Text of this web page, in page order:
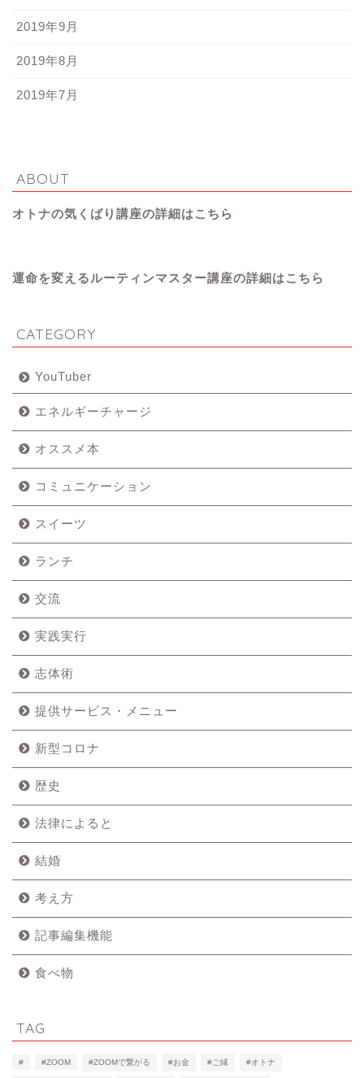
2019年9月
2019年8月
2019年7月
ABOUT
オトナの気くばり講座の詳細はこちら
運命を変えるルーティンマスター講座の詳細はこちら
CATEGORY
YouTuber
エネルギーチャージ
オススメ本
コミュニケーション
スイーツ
ランチ
交流
実践実行
志体術
提供サービス・メニュー
新型コロナ
歴史
法律によると
結婚
考え方
記事編集機能
食べ物
TAG
# #ZOOM #ZOOMで繋がる #お金 #ご縁 #オトナ